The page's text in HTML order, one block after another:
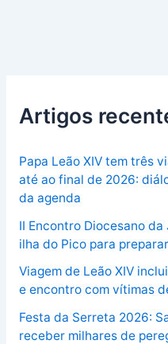
Artigos
Papa Leão XIV tem três
até ao final de 2026:
da agenda
II Encontro Diocesano
ilha do Pico para
Viagem de Leão XIV
e encontro com vítimas
Festa da Serreta 2026:
receber milhares de